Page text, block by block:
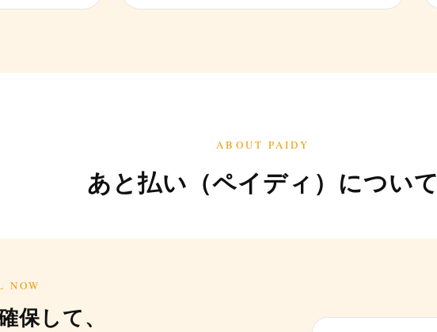
ABOUT PAIDY
あと払い（ペイディ）について
NOW
保して、